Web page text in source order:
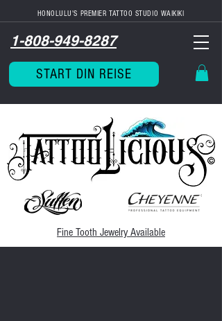
HONOLULU'S PREMIER TATTOO STUDIO WAIKIKI
1-808-949-8287
START DIN REISE
Fine Tooth Jewelry Available